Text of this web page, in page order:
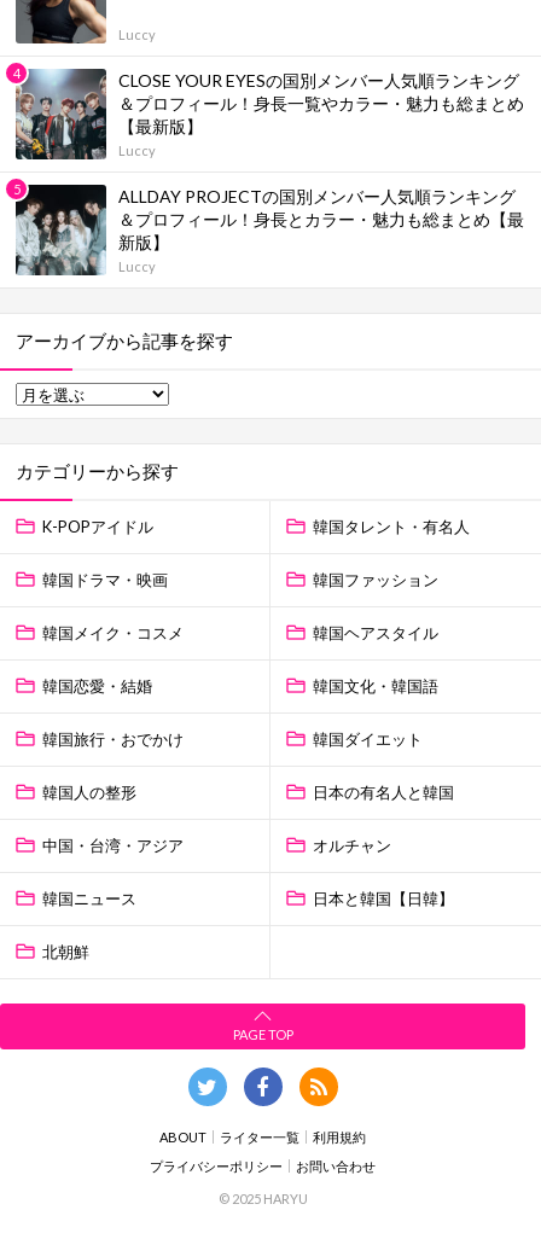
Luccy
CLOSE YOUR EYESの国別メンバー人気順ランキング
＆プロフィール！身長一覧やカラー・魅力も総まとめ
【最新版】
Luccy
ALLDAY PROJECTの国別メンバー人気順ランキング
＆プロフィール！身長とカラー・魅力も総まとめ【最
新版】
Luccy
アーカイブから記事を探す
カテゴリーから探す
K-POPアイドル 韓国タレント・有名人
韓国ドラマ・映画 韓国ファッション
韓国メイク・コスメ 韓国ヘアスタイル
韓国恋愛・結婚 韓国文化・韓国語
韓国旅行・おでかけ 韓国ダイエット
韓国人の整形 日本の有名人と韓国
中国・台湾・アジア オルチャン
韓国ニュース 日本と韓国【日韓】
北朝鮮
PAGE TOP
ABOUT ライター一覧
利用規約
プライバシーポリシー
お問い合わせ
© 2025 HARYU